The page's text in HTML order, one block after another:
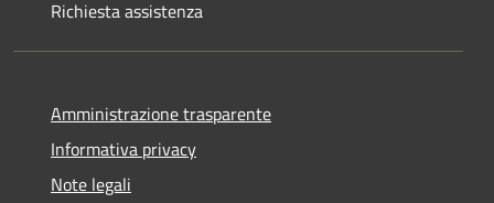
Richiesta assistenza
Amministrazione trasparente
Informativa privacy
Note legali